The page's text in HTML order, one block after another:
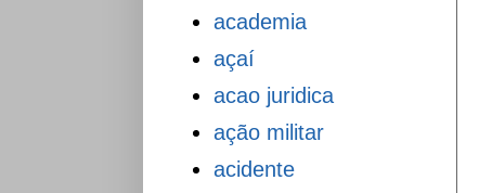
academia
açaí
acao juridica
ação militar
acidente